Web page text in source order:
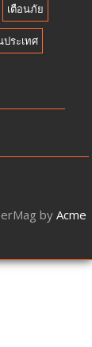
เตือนภัย
ประเทศ
byAcme